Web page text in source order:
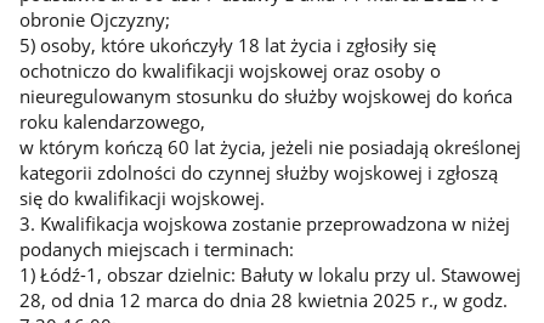
obronie Ojczyzny;
5) osoby, które ukończyły 18 lat życia i zgłosiły się
ochotniczo do kwalifikacji wojskowej oraz osoby o
nieuregulowanym stosunku do służby wojskowej do końca
roku kalendarzowego,
w którym kończą 60 lat życia, jeżeli nie posiadają określonej
kategorii zdolności do czynnej służby wojskowej i zgłoszą
się do kwalifikacji wojskowej.
3. Kwalifikacja wojskowa zostanie przeprowadzona w niżej
podanych miejscach i terminach:
1) Łódź-1, obszar dzielnic: Bałuty w lokalu przy ul. Stawowej
28, od dnia 12 marca do dnia 28 kwietnia 2025 r., w godz.